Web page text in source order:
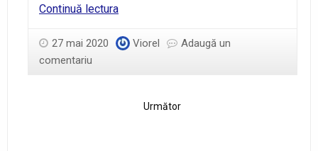
Continuă lecturaPsalmii
27 mai 2020 Viorel
Adaugă un
comentariu
Următor